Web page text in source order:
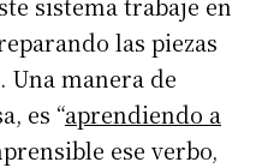
las piezas
manera de
es “aprendiendo a
ese verbo,